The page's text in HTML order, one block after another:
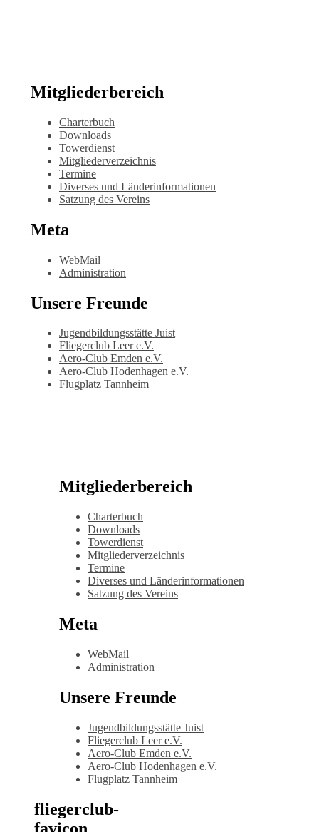
Mitgliederbereich
Charterbuch
Downloads
Towerdienst
Mitgliederverzeichnis
Termine
Diverses und Länderinformationen
Satzung des Vereins
Meta
WebMail
Administration
Unsere Freunde
Jugendbildungsstätte Juist
Fliegerclub Leer e.V.
Aero-Club Emden e.V.
Aero-Club Hodenhagen e.V.
Flugplatz Tannheim
Mitgliederbereich
Charterbuch
Downloads
Towerdienst
Mitgliederverzeichnis
Termine
Diverses und Länderinformationen
Satzung des Vereins
Meta
WebMail
Administration
Unsere Freunde
Jugendbildungsstätte Juist
Fliegerclub Leer e.V.
Aero-Club Emden e.V.
Aero-Club Hodenhagen e.V.
Flugplatz Tannheim
fliegerclub-
favicon